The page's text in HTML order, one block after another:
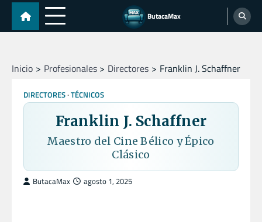
Skip
content
ButacaMax
Inicio Profesionales Directores Franklin J. Schaffner
DIRECTORES TÉCNICOS
Franklin J. Schaffner
Maestro del Cine Bélico y Épico
Clásico
ButacaMax agosto 1, 2025